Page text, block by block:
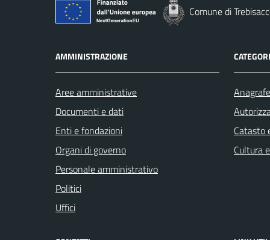
Comune di
AMMINISTRAZIONE
Aree amministrative
Documenti e dati
Enti e fondazioni
Organi di governo
Personale amministrativo
Politici
Uffici
Catasto
Cultura